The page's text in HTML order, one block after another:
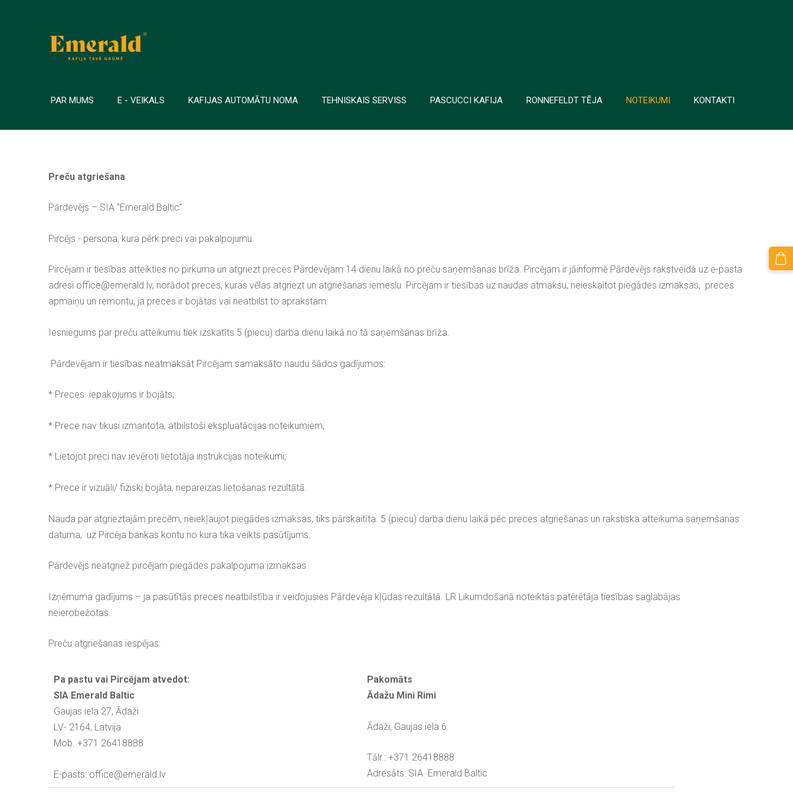
PAR MUMS E - VEIKALS KAFIJAS AUTOMĀTU NOMA TEHNISKAIS SERVISS PASCUCCI KAFIJA RONNEFELDT TĒJA NOTEIKUMI KONTAKTI
Preču atgriešana
Pārdevējs – SIA “Emerald Baltic”
Pircējs - persona, kura pērk preci vai pakalpojumu.
Pircējam ir tiesības atteikties no pirkuma un atgriezt preces Pārdevējam 14 dienu laikā no preču saņemšanas brīža. Pircējam ir jāinformē Pārdevējs rakstveidā uz e-pasta
adresi office@emerald.lv, norādot preces, kuras vēlas atgriezt un atgriešanas iemeslu. Pircējam ir tiesības uz naudas atmaksu, neieskaitot piegādes izmaksas, preces
apmaiņu un remontu, ja preces ir bojātas vai neatbilst to aprakstam.
Iesniegums par preču atteikumu tiek izskatīts 5 (piecu) darba dienu laikā no tā saņemšanas brīža.
Pārdevējam ir tiesības neatmaksāt Pircējam samaksāto naudu šādos gadījumos:
* Preces iepakojums ir bojāts;
* Prece nav tikusi izmantota, atbilstoši ekspluatācijas noteikumiem;
* Lietojot preci nav ievēroti lietotāja instrukcijas noteikumi;
* Prece ir vizuāli/ fiziski bojāta, nepareizas lietošanas rezultātā.
Nauda par atgrieztajām precēm, neiekļaujot piegādes izmaksas, tiks pārskaitīta 5 (piecu) darba dienu laikā pēc preces atgriešanas un rakstiska atteikuma saņemšanas
datuma, uz Pircēja bankas kontu no kura tika veikts pasūtījums.
Pārdevējs neatgriež pircējam piegādes pakalpojuma izmaksas.
Izņēmuma gadījums – ja pasūtītās preces neatbilstība ir veidojusies Pārdevēja kļūdas rezultātā. LR Likumdošanā noteiktās patērētāja tiesības saglabājas
neierobežotas.
Preču atgriešanas iespējas:
Pa pastu vai Pircējam atvedot:
SIA Emerald Baltic
Gaujas iela 27, Ādaži
LV- 2164, Latvija
Mob. +371 26418888
E-pasts: office@emerald.lv
Pakomāts
Ādažu Mini Rimi
Ādaži, Gaujas iela 6.
Tālr.: +371 26418888
Adresāts: SIA Emerald Baltic